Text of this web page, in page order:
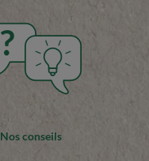
?
Nos conseils